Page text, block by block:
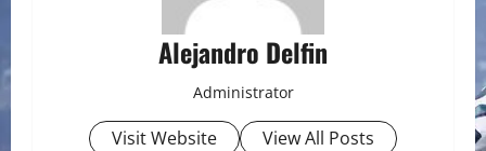
Alejandro Delfin
Administrator
Visit Website View All Posts